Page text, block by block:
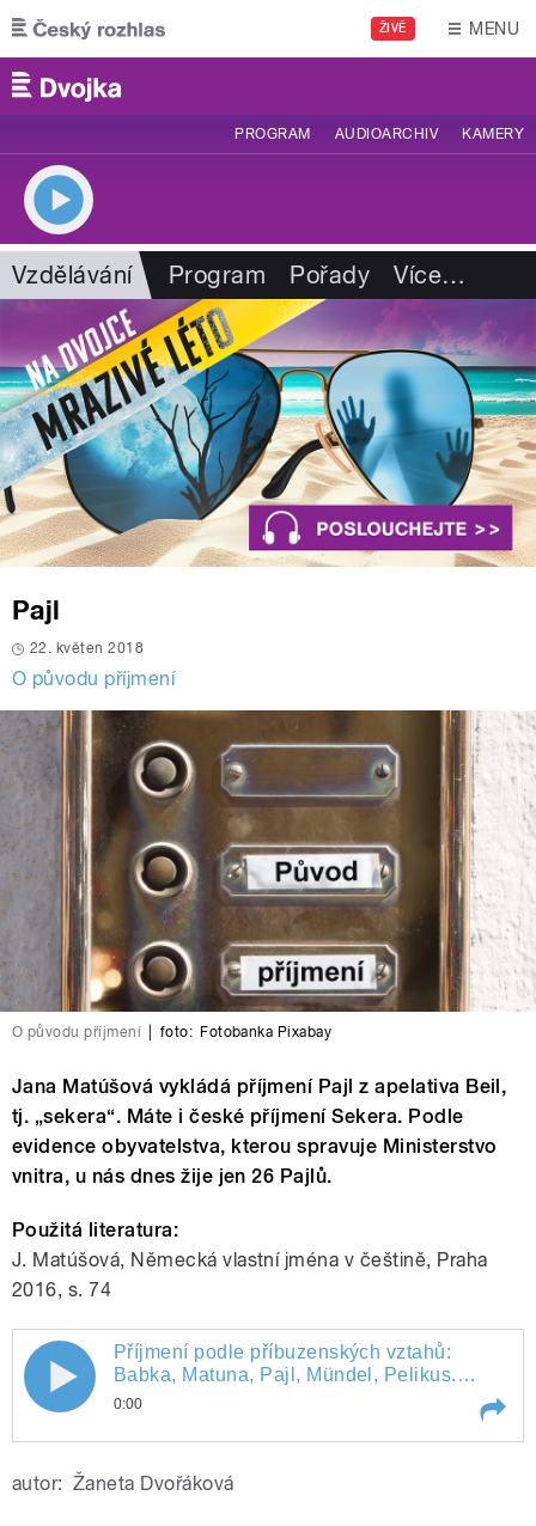
Přejít k hlavnímu obsahu
ŽIVĚ MENU
PROGRAM AUDIOARCHIV KAMERY
Vzdělávání Program Pořady Více…
Pajl
22. květen 2018
O původu příjmení
O původu příjmení foto: Fotobanka Pixabay
Jana Matúšová vykládá příjmení Pajl z apelativa Beil,
tj. „sekera“. Máte i české příjmení Sekera. Podle
evidence obyvatelstva, kterou spravuje Ministerstvo
vnitra, u nás dnes žije jen 26 Pajlů.
Použitá literatura:
J. Matúšová, Německá vlastní jména v češtině, Praha
2016, s. 74
Příjmení podle příbuzenských vztahů:
Babka, Matuna, Pajl, Mündel, Pelikus.
Připravili a uvádí Ivana Bendová a Jiří
0:00
autor: Žaneta Dvořáková